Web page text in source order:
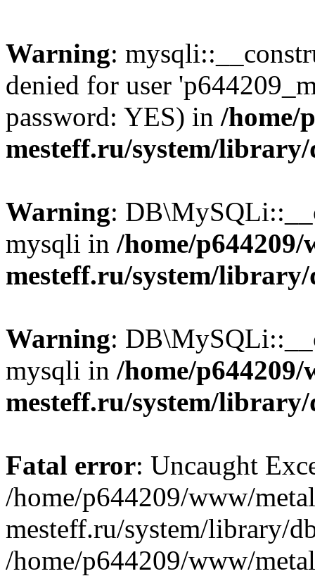
Warning:
denied for user
password: YES) in /home/
mesteff.ru/system/
Warning:
mysqli in /home/
mesteff.ru/system/
Warning:
mysqli in /home/
mesteff.ru/system/
Fatal error: Uncaught
/home/p644209/www/
mesteff.ru/system/library/
/home/p644209/www/